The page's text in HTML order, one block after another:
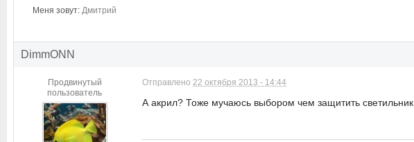
Меня зовут: Дмитрий
DimmONN
Продвинутый
пользователь
Отправлено 22 октября 2013 - 14:44
А акрил? Тоже мучаюсь выбором чем защитить светильник.